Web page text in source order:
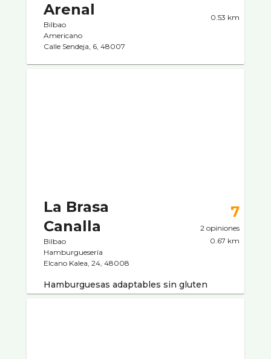
Arenal
Bilbao
Americano
Calle Sendeja, 6, 48007
0.53 km
La Brasa
Canalla
Bilbao
Hamburgueserí­a
Elcano Kalea, 24, 48008
7
2 opiniones
0.67 km
Hamburguesas adaptables sin gluten